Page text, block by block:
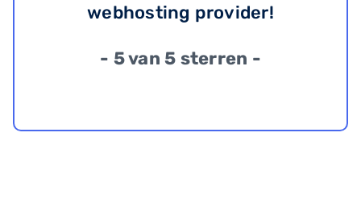
webhosting provider!
- 5 van 5 sterren -